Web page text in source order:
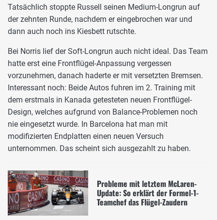
Tatsächlich stoppte Russell seinen Medium-Longrun auf
der zehnten Runde, nachdem er eingebrochen war und
dann auch noch ins Kiesbett rutschte.
Bei Norris lief der Soft-Longrun auch nicht ideal. Das Team
hatte erst eine Frontflügel-Anpassung vergessen
vorzunehmen, danach haderte er mit versetzten Bremsen.
Interessant noch: Beide Autos fuhren im 2. Training mit
dem erstmals in Kanada getesteten neuen Frontflügel-
Design, welches aufgrund von Balance-Problemen noch
nie eingesetzt wurde. In Barcelona hat man mit
modifizierten Endplatten einen neuen Versuch
unternommen. Das scheint sich ausgezahlt zu haben.
Probleme mit letztem McLaren-
Update: So erklärt der Formel-1-
Teamchef das Flügel-Zaudern